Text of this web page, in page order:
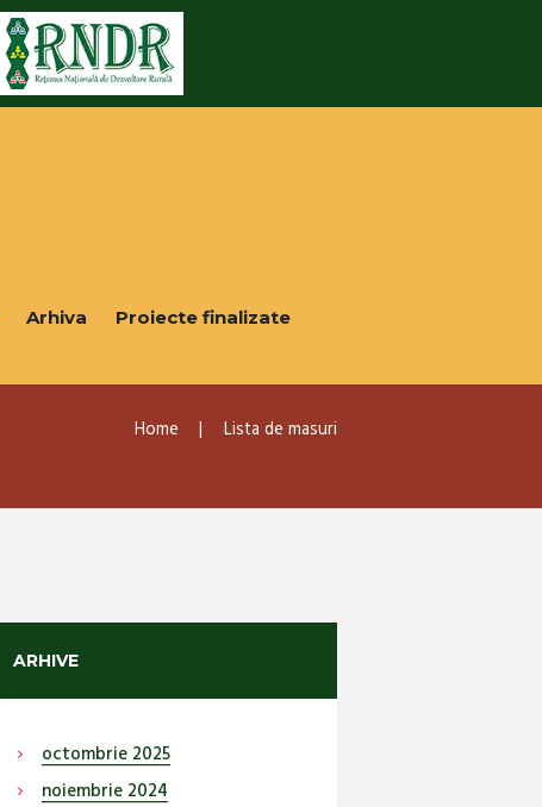
Arhiva Proiecte finalizate
Home Lista de masuri
ARHIVE
octombrie 2025
noiembrie 2024